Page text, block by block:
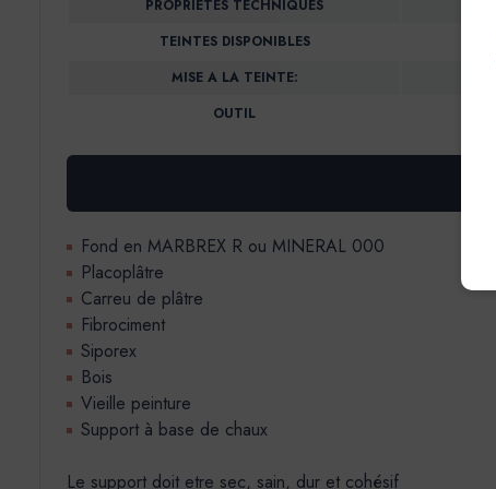
PROPRIETES TECHNIQUES
TEINTES DISPONIBLES
MISE A LA TEINTE:
OUTIL
Fond en MARBREX R ou MINERAL 000
Placoplâtre
Carreu de plâtre
Fibrociment
Siporex
Bois
Vieille peinture
Support à base de chaux
Le support doit etre sec, sain, dur et cohésif